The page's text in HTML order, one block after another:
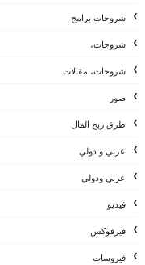
شروحات برامج
شروحات،
شروحات، مقالات
صور
طرق ربح المال
عربي و دولي
عربي ودولي
فيديو
فيرفوكس
فيروسات